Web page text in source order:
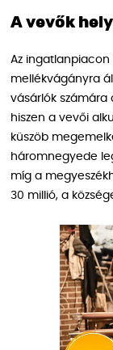
A vevők
Az
mellékvágányra
vásárlók számára
hiszen a vevői
küszöb
háromnegyede
míg a
30 millió, a